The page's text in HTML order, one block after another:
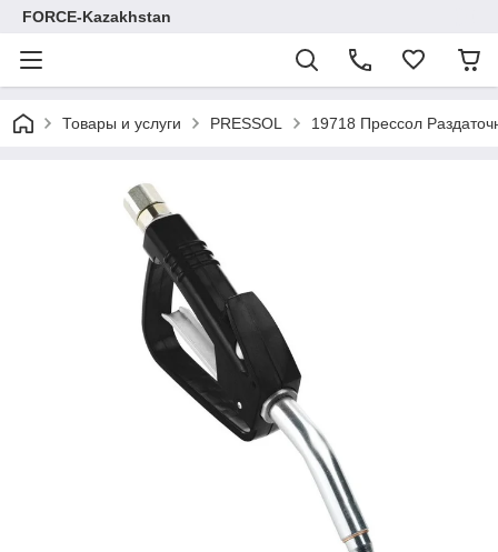
FORCE-Kazakhstan
Товары и услуги PRESSOL 19718 Прессол